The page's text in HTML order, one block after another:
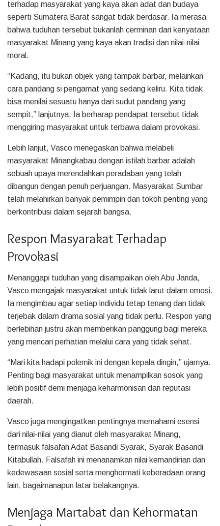
terhadap masyarakat yang kaya akan adat dan budaya
seperti Sumatera Barat sangat tidak berdasar. Ia merasa
bahwa tuduhan tersebut bukanlah cerminan dari kenyataan
masyarakat Minang yang kaya akan tradisi dan nilai-nilai
moral.
“Kadang, itu bukan objek yang tampak barbar, melainkan
cara pandang si pengamat yang sedang keliru. Kita tidak
bisa menilai sesuatu hanya dari sudut pandang yang
sempit,” lanjutnya. Ia berharap pendapat tersebut tidak
menggiring masyarakat untuk terbawa dalam provokasi.
Lebih lanjut, Vasco menegaskan bahwa melabeli
masyarakat Minangkabau dengan istilah barbar adalah
sebuah upaya merendahkan peradaban yang telah
dibangun dengan penuh perjuangan. Masyarakat Sumbar
telah melahirkan banyak pemimpin dan tokoh penting yang
berkontribusi dalam sejarah bangsa.
Respon Masyarakat Terhadap
Provokasi
Menanggapi tuduhan yang disampaikan oleh Abu Janda,
Vasco mengajak masyarakat untuk tidak larut dalam emosi.
Ia mengimbau agar setiap individu tetap tenang dan tidak
terjebak dalam drama sosial yang tidak perlu. Respon yang
berlebihan justru akan memberikan panggung bagi mereka
yang mencari perhatian melalui cara yang tidak sehat.
“Mari kita hadapi polemik ini dengan kepala dingin,” ujarnya.
Penting bagi masyarakat untuk menampilkan sosok yang
lebih positif demi menjaga keharmonisan dan reputasi
daerah.
Vasco juga mengingatkan pentingnya memahami esensi
dari nilai-nilai yang dianut oleh masyarakat Minang,
termasuk falsafah Adat Basandi Syarak, Syarak Basandi
Kitabullah. Falsafah ini menanamkan nilai kemandirian dan
kedewasaan sosial serta menghormati keberadaan orang
lain, bagaimanapun latar belakangnya.
Menjaga Martabat dan Kehormatan